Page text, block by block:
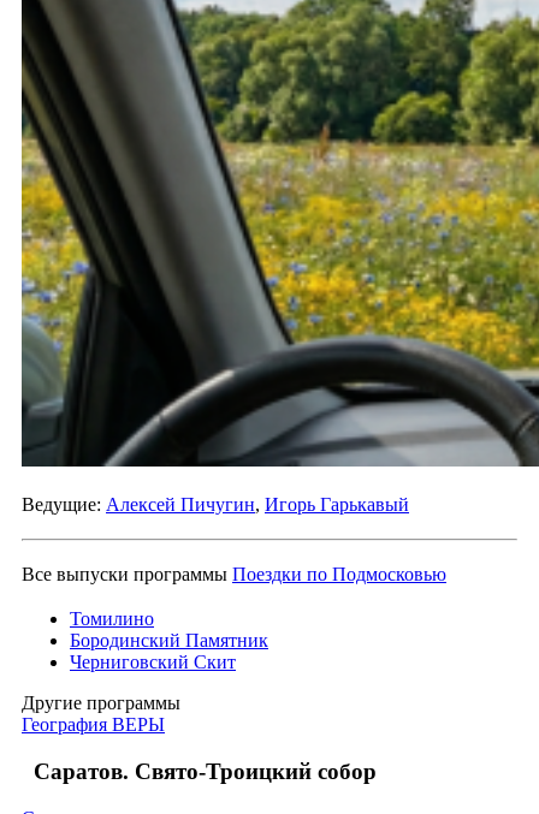
Ведущие: Алексей Пичугин, Игорь Гарькавый
Все выпуски программы Поездки по Подмосковью
Томилино
Бородинский Памятник
Черниговский Скит
Другие программы
География ВЕРЫ
Саратов. Свято-Троицкий собор